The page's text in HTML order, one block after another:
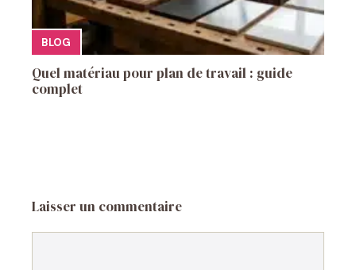
BLOG
Quel matériau pour plan de travail : guide
complet
Laisser un commentaire